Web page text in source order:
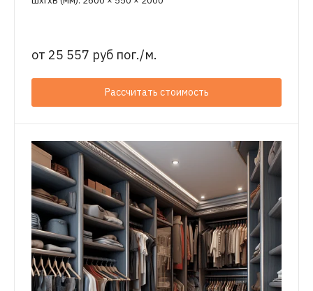
от 25 557 руб пог./м.
Рассчитать стоимость